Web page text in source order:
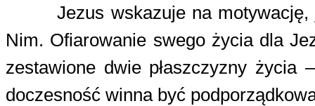
Jezus wskazuje na
Nim. Ofiarowanie swego życia dla
zestawione dwie płaszczyzny życia
doczesność winna być